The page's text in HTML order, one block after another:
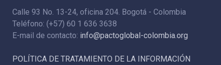
Calle 93 No. 13-24, oficina 204. Bogotá - Colombia
Teléfono: (+57) 60 1 636 3638
E-mail de contacto: info@pactoglobal-colombia.org
POLÍTICA DE TRATAMIENTO DE LA INFORMACIÓN